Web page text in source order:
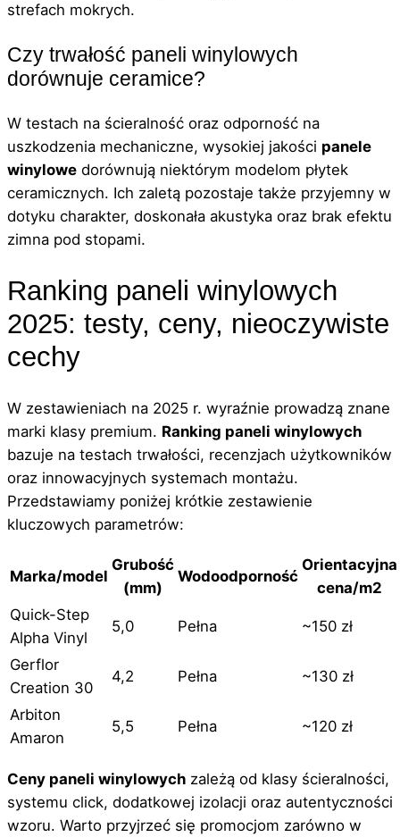
strefach mokrych.
Czy trwałość paneli winylowych
dorównuje ceramice?
W testach na ścieralność oraz odporność na
uszkodzenia mechaniczne, wysokiej jakości panele
winylowe dorównują niektórym modelom płytek
ceramicznych. Ich zaletą pozostaje także przyjemny w
dotyku charakter, doskonała akustyka oraz brak efektu
zimna pod stopami.
Ranking paneli winylowych
2025: testy, ceny, nieoczywiste
cechy
W zestawieniach na 2025 r. wyraźnie prowadzą znane
marki klasy premium. Ranking paneli winylowych
bazuje na testach trwałości, recenzjach użytkowników
oraz innowacyjnych systemach montażu.
Przedstawiamy poniżej krótkie zestawienie
kluczowych parametrów:
Marka/model
Grubość
(mm)
Wodoodporność
Orientacyjna
cena/m2
Quick-Step
Alpha Vinyl
5,0 Pełna ~150 zł
Gerflor
Creation 30
4,2 Pełna ~130 zł
Arbiton
Amaron
5,5 Pełna ~120 zł
Ceny paneli winylowych zależą od klasy ścieralności,
systemu click, dodatkowej izolacji oraz autentyczności
wzoru. Warto przyjrzeć się promocjom zarówno w